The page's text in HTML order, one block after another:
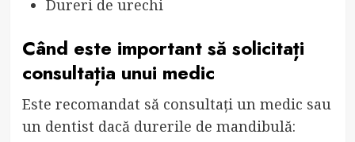
Dureri de urechi
Când este important să solicitați
consultația unui medic
Este recomandat să consultați un medic sau
un dentist dacă durerile de mandibulă: